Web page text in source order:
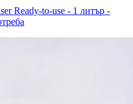
Ready-to-use - 1 литър -